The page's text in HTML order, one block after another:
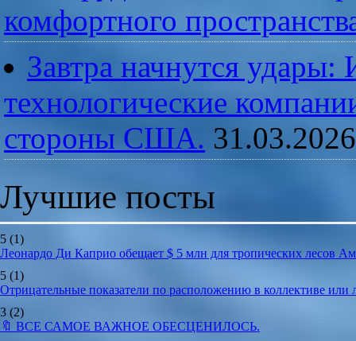
комфортного
Завтра начнутся
технологические
стороны США. 31.03.2026
Лучшие посты
5 (1)
Леонардо Ди Каприо обещает $ 5 млн для тропических лесов
5 (1)
Отрицательные показатели по расположению в коллективе
3 (2)
🔖 ВСЕ САМОЕ ВАЖНОЕ ОБЕСЦЕНИЛОСЬ.